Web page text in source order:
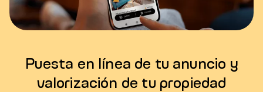
Puesta en línea de tu anuncio y
valorización de tu propiedad